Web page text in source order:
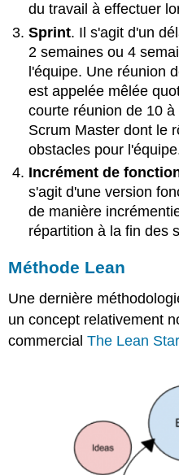
du travail à effectuer
Sprint. Il s'agit d'un
2 semaines ou 4
l'équipe. Une réunion
est appelée mêlée
courte réunion de 10
Scrum Master dont le
obstacles pour
Incrément de
s'agit d'une version
de manière
répartition à la fin des
Méthode Lean
Une dernière
un concept relativement
commercialThe Lean